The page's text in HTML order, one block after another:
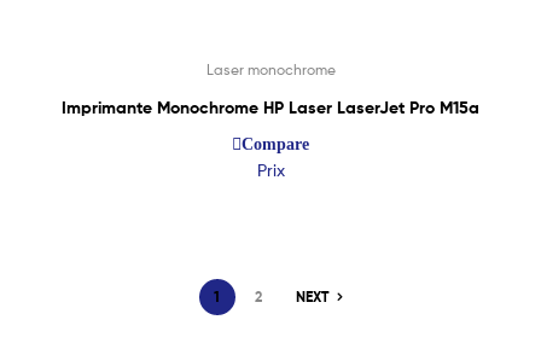
Laser monochrome
Imprimante Monochrome HP Laser LaserJet Pro M15a
Compare
Prix
1 2 NEXT